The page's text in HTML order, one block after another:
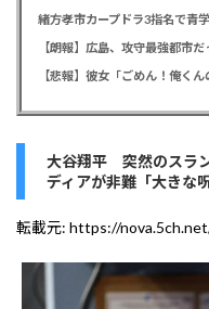
【朗報】広島、攻守最強都市
大谷翔平 突然のスラ
ディアが非難「大きな
転載元: https://